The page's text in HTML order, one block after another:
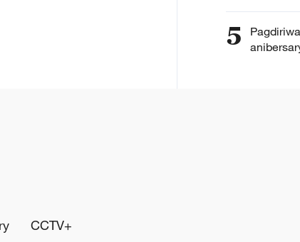
5
CCTV+